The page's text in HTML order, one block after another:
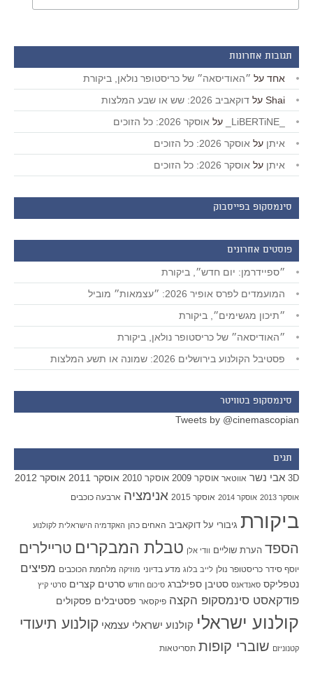
תגובות אחרונות
אחד על ״האודיסאה״ של כריסטופר נולאן, ביקורת
Shai על דוקאביב 2026: שש או שבע המלצות
על אוסקר 2026: כל הזוכים
איתן על אוסקר 2026: כל הזוכים
איתן על אוסקר 2026: כל הזוכים
סינמסקופ בפייסבוק
פוסטים אחרונים
״ספיידרמן: יום חדש״, ביקורת
המועמדים לפרס אופיר 2026: ״עצמאות״ מוביל
״תיכון מגשימים״, ביקורת
״האודיסאה״ של כריסטופר נולאן, ביקורת
פסטיבל הקולנוע בירושלים 2026: שמונה או תשע המלצות
סינמסקופ בטוויטר
Tweets by @cinemascopian
תגים
3D אבי נשר אווטאר אוסקר 2009 אוסקר 2010 אוסקר 2011 אוסקר 2012
אוסקר 2013 אוסקר 2014 אוסקר 2015 אנימציה ארבעה כוכבים
ביקורת גיבורי על דוקאביב האחים כהן האקדמיה הישראלית לקולנוע
הספד הערת שוליים וודי אלן טבלת המבקרים טריילרים
יוסף סידר כריסטופר נולן לייב בלוג מדע בדיוני מוזיקה מלחמת הכוכבים מפיצים
נטפליקס סאנדאנס סטיבן ספילברג סיכום חודש סרטים קצרים סרטי קיץ
פודקאסט סינמסקופ הקצה פיקסאר פסטיבלים פסקולים
קולנוע ישראלי קולנוע ישראלי עצמאי קולנוע תיעודי
קטנוניזם שוברי קופות תסריטאות